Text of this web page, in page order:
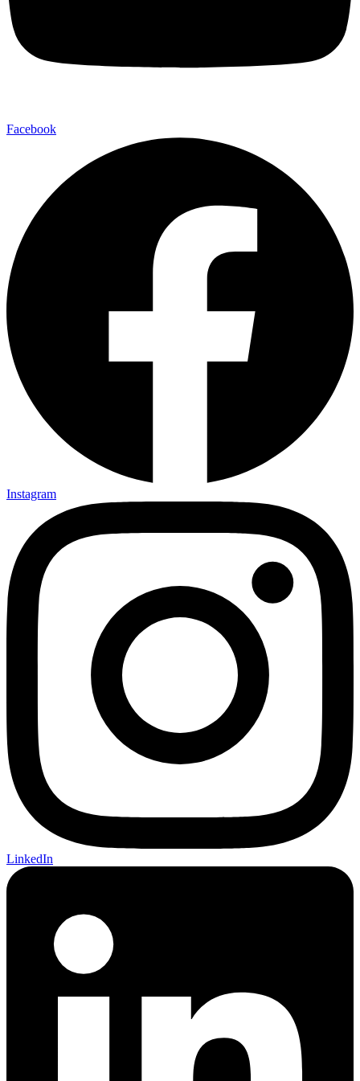
Facebook
Instagram
LinkedIn